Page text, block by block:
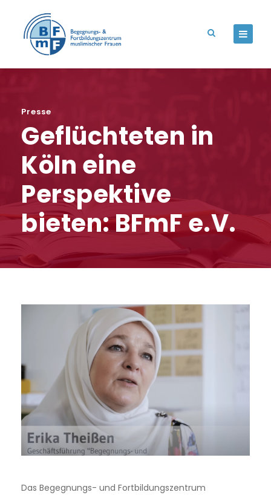
Presse
Geflüchteten in
Köln eine
Perspektive
bieten: BFmF e.V.
Das Begegnungs- und Fortbildungszentrum